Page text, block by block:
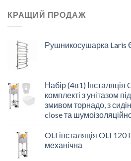
КРАЩИЙ ПРОДАЖ
Рушникосушарка Laris
Набір (4в1) Інсталяція
комплекті з унітазом
змивом торнадо, з
close та
OLI інсталяція OLI 120
механічна